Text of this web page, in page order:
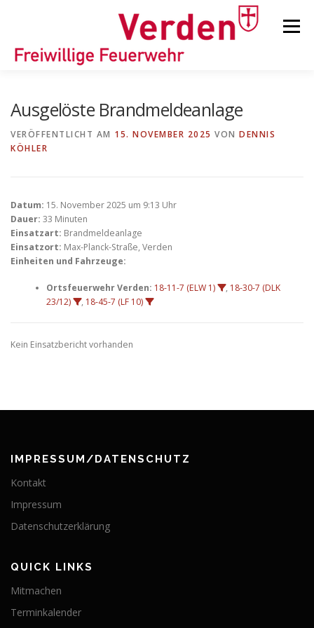
Menü
ORTSFEUERWEHREN
KINDER-/JUGENDFEUERWEHR
Ausgelöste Brandmeldeanlage
VERÖFFENTLICHT AM 15. NOVEMBER 2025 VON DENNIS
KÖHLER
Datum: 15. November 2025 um 9:13 Uhr
Dauer: 33 Minuten
Einsatzart: Brandmeldeanlage
Einsatzort: Max-Planck-Straße, Verden
Einheiten und Fahrzeuge:
Ortsfeuerwehr Verden: 18-11-7 (ELW 1) , 18-30-7 (DLK
23/12)
, 18-45-7 (LF 10)
Kein Einsatzbericht vorhanden
IMPRESSUM/DATENSCHUTZ
Kontakt
Impressum
Datenschutzerklärung
QUICK LINKS
Mitmachen
Terminkalender